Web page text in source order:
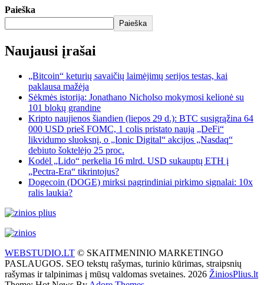
Paieška
Paieška
Naujausi įrašai
„Bitcoin“ keturių savaičių laimėjimų serijos testas, kai
paklausa mažėja
Sėkmės istorija: Jonathano Nicholso mokymosi kelionė su
101 blokų grandine
Kripto naujienos šiandien (liepos 29 d.): BTC susigrąžina 64
000 USD prieš FOMC, 1 colis pristato naują „DeFi“
likvidumo sluoksnį, o „Ionic Digital“ akcijos „Nasdaq“
debiuto šoktelėjo 25 proc.
Kodėl „Lido“ perkelia 16 mlrd. USD sukauptų ETH į
„Pectra-Era“ tikrintojus?
Dogecoin (DOGE) mirksi pagrindiniai pirkimo signalai: 10x
ralis laukia?
WEBSTUDIO.LT © SKAITMENINIO MARKETINGO
PASLAUGOS. SEO tekstų rašymas, turinio kūrimas, straipsnių
rašymas ir talpinimas į mūsų valdomas svetaines. 2026 ŽiniosPlius.lt